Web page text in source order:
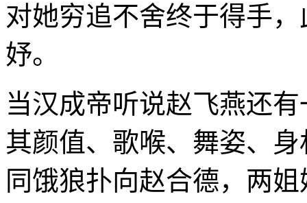
对她穷追不舍终于得手
妤。
当汉成帝听说赵飞燕还
其颜值、歌喉、舞姿、
同饿狼扑向赵合德，两